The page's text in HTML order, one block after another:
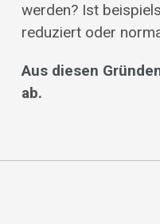
werden? Ist
reduziert oder
Aus diesen
ab.